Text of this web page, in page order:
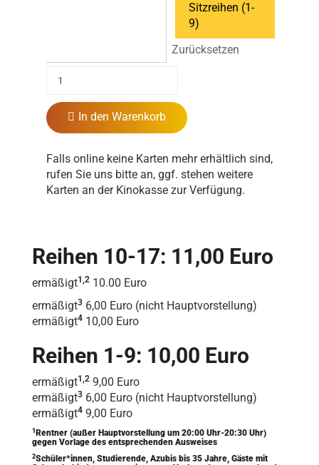
Sitzreihen (1-
9)
Zurücksetzen
In den Warenkorb
Falls online keine Karten mehr erhältlich sind,
rufen Sie uns bitte an, ggf. stehen weitere
Karten an der Kinokasse zur Verfügung.
Reihen 10-17: 11,00 Euro
ermäßigt1,2 10.00 Euro
ermäßigt3 6,00 Euro (nicht Hauptvorstellung)
ermäßigt4 10,00 Euro
Reihen 1-9: 10,00 Euro
ermäßigt1,2 9,00 Euro
ermäßigt3 6,00 Euro (nicht Hauptvorstellung)
ermäßigt4 9,00 Euro
1 Rentner (außer Hauptvorstellung um 20:00 Uhr-20:30 Uhr)
gegen Vorlage des entsprechenden Ausweises
2Schüler*innen, Studierende, Azubis bis 35 Jahre, Gäste mit